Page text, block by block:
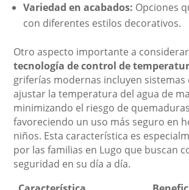
Variedad en acabados: Opciones
con diferentes estilos decorativos.
Otro aspecto importante a
tecnología de control de
griferías modernas incluyen
ajustar la temperatura del agua de
minimizando el riesgo de
favoreciendo un uso más seguro en
niños. Esta característica es
por las familias en Lugo que buscan
seguridad en su día a día.